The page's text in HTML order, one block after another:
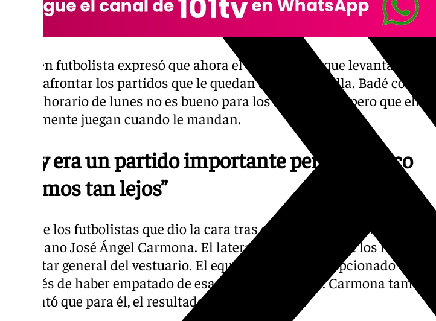
El joven futbolista expresó que ahora el equipo tiene que levantarse para
poder afrontar los partidos que le quedan ahora al Sevilla. Badé comenta
que el horario de lunes no es bueno para los aficionados, pero que ellos
únicamente juegan cuando le mandan.
“Hoy era un partido importante pero tampoco
estamos tan lejos”
Otro de los futbolistas que dio la cara tras el duro final de partido, fue el
canterano José Ángel Carmona. El lateral expresó frente a los medios el
malestar general del vestuario. El equipo se siente decepcionado
después de haber empatado de esa manera tan cruel. Carmona también
comentó que para él, el resultado no ha sido justo.